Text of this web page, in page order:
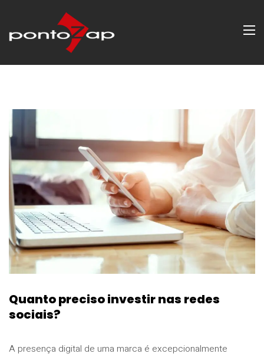
Quanto preciso investir nas redes
sociais?
A presença digital de uma marca é excepcionalmente